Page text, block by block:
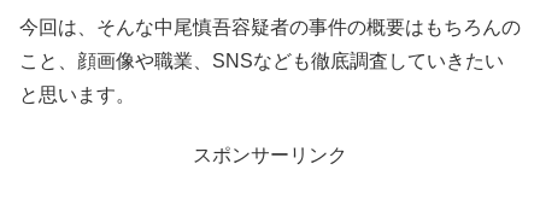
今回は、そんな中尾慎吾容疑者の事件の概要はもちろんの
こと、顔画像や職業、SNSなども徹底調査していきたい
と思います。
スポンサーリンク